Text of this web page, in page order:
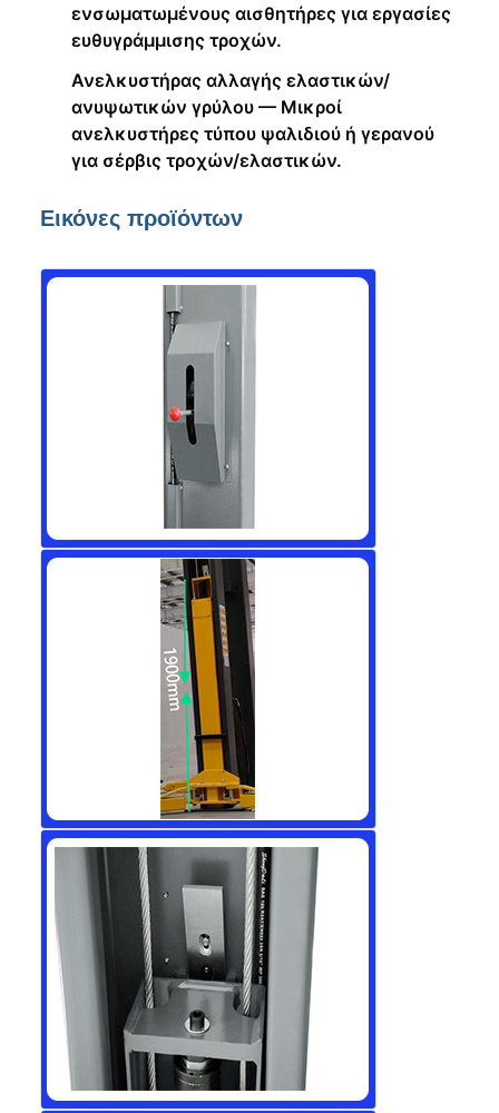
ενσωματωμένους αισθητήρες για εργασίες
ευθυγράμμισης τροχών.
Ανελκυστήρας αλλαγής ελαστικών/
ανυψωτικών γρύλου — Μικροί
ανελκυστήρες τύπου ψαλιδιού ή γερανού
για σέρβις τροχών/ελαστικών.
Εικόνες προϊόντων